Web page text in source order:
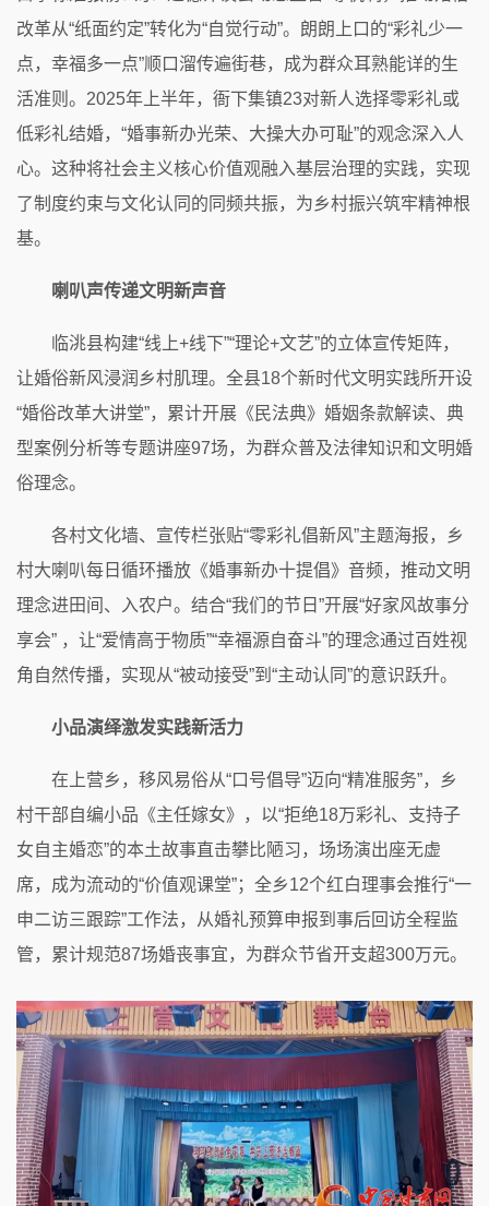
改革从“纸面约定”转化为“自觉行动”。朗朗上口的“彩礼少一
点，幸福多一点”顺口溜传遍街巷，成为群众耳熟能详的生
活准则。2025年上半年，衙下集镇23对新人选择零彩礼或
低彩礼结婚，“婚事新办光荣、大操大办可耻”的观念深入人
心。这种将社会主义核心价值观融入基层治理的实践，实现
了制度约束与文化认同的同频共振，为乡村振兴筑牢精神根
基。
喇叭声传递文明新声音
临洮县构建“线上+线下”“理论+文艺”的立体宣传矩阵，
让婚俗新风浸润乡村肌理。全县18个新时代文明实践所开设
“婚俗改革大讲堂”，累计开展《民法典》婚姻条款解读、典
型案例分析等专题讲座97场，为群众普及法律知识和文明婚
俗理念。
各村文化墙、宣传栏张贴“零彩礼倡新风”主题海报，乡
村大喇叭每日循环播放《婚事新办十提倡》音频，推动文明
理念进田间、入农户。结合“我们的节日”开展“好家风故事分
享会” ，让“爱情高于物质”“幸福源自奋斗”的理念通过百姓视
角自然传播，实现从“被动接受”到“主动认同”的意识跃升。
小品演绎激发实践新活力
在上营乡，移风易俗从“口号倡导”迈向“精准服务”，乡
村干部自编小品《主任嫁女》，以“拒绝18万彩礼、支持子
女自主婚恋”的本土故事直击攀比陋习，场场演出座无虚
席，成为流动的“价值观课堂”；全乡12个红白理事会推行“一
申二访三跟踪”工作法，从婚礼预算申报到事后回访全程监
管，累计规范87场婚丧事宜，为群众节省开支超300万元。